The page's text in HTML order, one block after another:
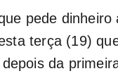
pede
terça (19)
da